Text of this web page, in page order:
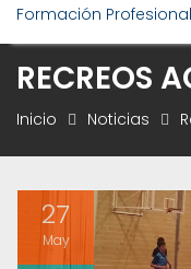
Formación Profesional
RECREOS
Inicio Noticias
27
May